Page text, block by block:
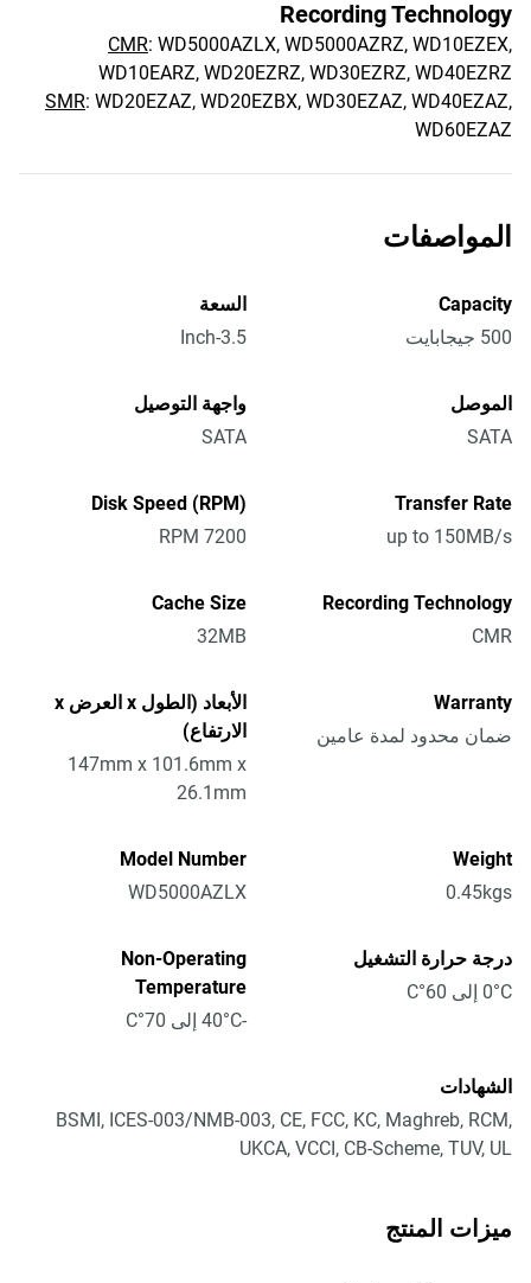
Recording Technology
CMR: WD5000AZLX, WD5000AZRZ, WD10EZEX,
WD10EARZ, WD20EZRZ, WD30EZRZ, WD40EZRZ
SMR: WD20EZAZ, WD20EZBX, WD30EZAZ, WD40EZAZ,
WD60EZAZ
المواصفات
Capacity
500 جيجابايت
السعة
3.5-Inch
الموصل
SATA
واجهة التوصيل
SATA
Transfer Rate
up to 150MB/s
Disk Speed (RPM)
7200 RPM
Recording Technology
CMR
Cache Size
32MB
Warranty
ضمان محدود لمدة عامين
الأبعاد (الطول x العرض x
الارتفاع)
147mm x 101.6mm x
26.1mm
Weight
0.45kgs
Model Number
WD5000AZLX
درجة حرارة التشغيل
0°C إلى 60°C
Non-Operating
Temperature
-40°C إلى 70°C
الشهادات
BSMI, ICES-003/NMB-003, CE, FCC, KC, Maghreb, RCM,
UKCA, VCCI, CB-Scheme, TUV, UL
ميزات المنتج